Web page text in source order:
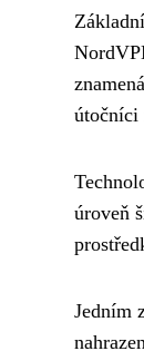
útočníci
úroveň
Jedním